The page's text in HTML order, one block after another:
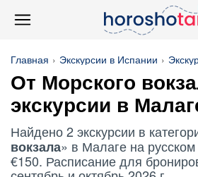
Главная Экскурсии в Испании
От Морского
экскурсии в
Найдено 2 экскурсии в
вокзала» в Малаге на
€150. Расписание для